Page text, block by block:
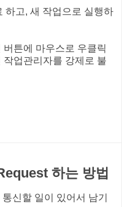
하고, 새 작업으로 실행하
튼에 마우스로 우클릭
업관리자를 강제로 불
하는 방법
신할 일이 있어서 남기